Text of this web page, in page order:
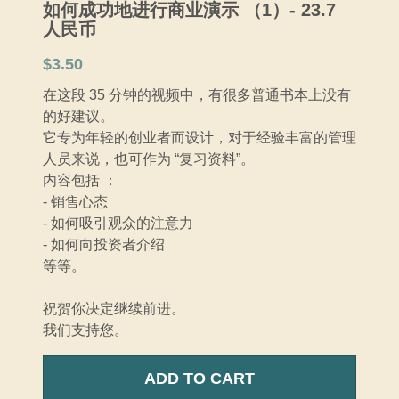
MM5
Login/
如何成功地进行商业演示 （1）- 23.7
人民币
$3.50
在这段 35 分钟的视频中，有很多普通书本上没有
的好建议。
它专为年轻的创业者而设计，对于经验丰富的管理
人员来说，也可作为 “复习资料”。
内容包括 ：
- 销售心态
- 如何吸引观众的注意力
- 如何向投资者介绍
等等。
祝贺你决定继续前进。
我们支持您。
ADD TO CART